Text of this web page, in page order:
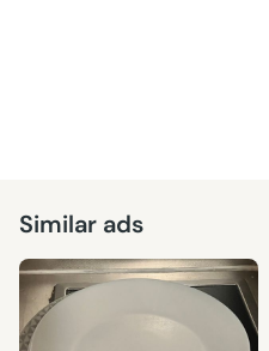
Similar ads